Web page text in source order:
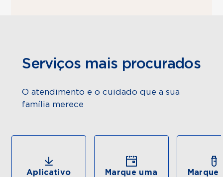
Serviços mais procurados
O atendimento e o cuidado que a sua
família merece
Aplicativo
Marque uma
Marque